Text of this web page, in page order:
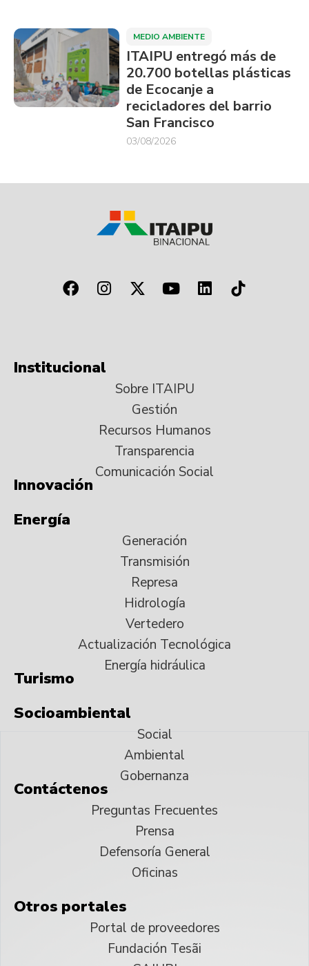
MEDIO AMBIENTE
ITAIPU entregó más de
20.700 botellas plásticas
de Ecocanje a
recicladores del barrio
San Francisco
03/08/2026
Institucional
Sobre ITAIPU
Gestión
Recursos Humanos
Transparencia
Comunicación Social
Innovación
Energía
Generación
Transmisión
Represa
Hidrología
Vertedero
Actualización Tecnológica
Energía hidráulica
Turismo
Socioambiental
Social
Ambiental
Gobernanza
Contáctenos
Preguntas Frecuentes
Prensa
Defensoría General
Oficinas
Otros portales
Portal de proveedores
Fundación Tesãi